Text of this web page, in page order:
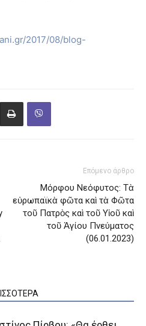
2017/08/blog-
Επόμενο άρθρο
Μόρφου Νεόφυτος: Τὰ
εὐρωπαϊκὰ φῶτα καὶ τὰ Φῶτα
τοῦ Πατρὸς καὶ τοῦ Υἱοῦ καὶ
τοῦ Ἁγίου Πνεύματος
(06.01.2023)